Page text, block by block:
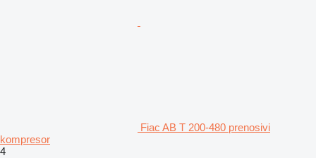
Fiac AB T 200-480 prenosivi
kompresor
4